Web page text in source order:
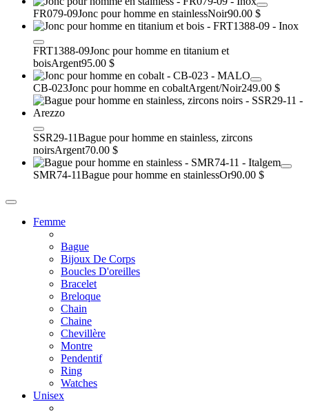
FR079-09Jonc pour homme en stainlessNoir90.00 $
FRT1388-09Jonc pour homme en titanium et
boisArgent95.00 $
CB-023Jonc pour homme en cobaltArgent/Noir249.00 $
SSR29-11Bague pour homme en stainless, zircons
noirsArgent70.00 $
SMR74-11Bague pour homme en stainlessOr90.00 $
Femme
Bague
Bijoux De Corps
Boucles D'oreilles
Bracelet
Breloque
Chain
Chaine
Chevillère
Montre
Pendentif
Ring
Watches
Unisex